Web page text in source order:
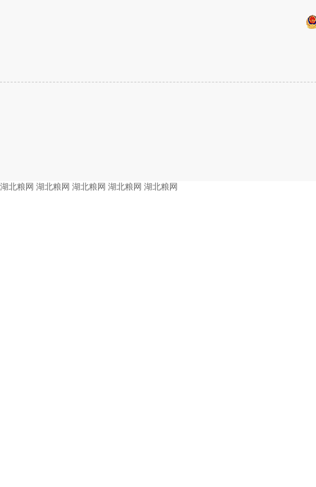
湖北粮网 湖北粮网 湖北粮网 湖北粮网 湖北粮网